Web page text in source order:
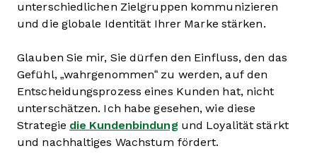
unterschiedlichen Zielgruppen kommunizieren
und die globale Identität Ihrer Marke stärken.
Glauben Sie mir, Sie dürfen den Einfluss, den das
Gefühl, „wahrgenommen“ zu werden, auf den
Entscheidungsprozess eines Kunden hat, nicht
unterschätzen. Ich habe gesehen, wie diese
Strategie die Kundenbindung und Loyalität stärkt
und nachhaltiges Wachstum fördert.